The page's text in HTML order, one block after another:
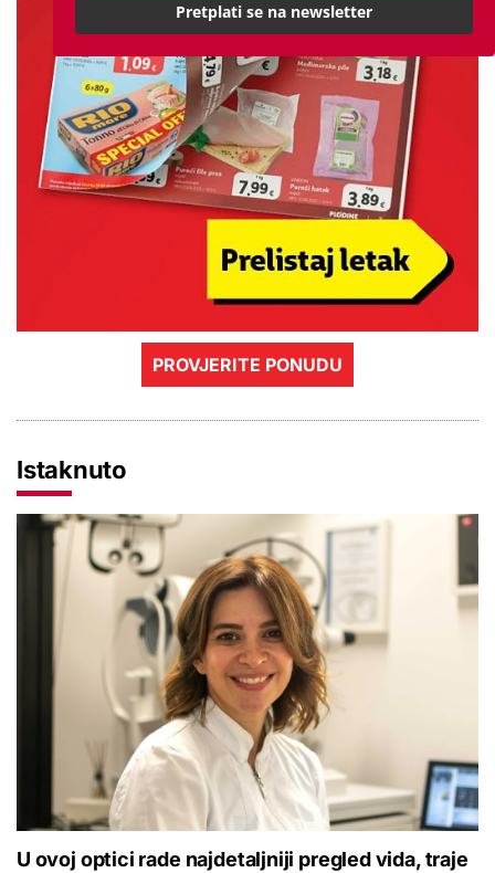
PROVJERITE PONUDU
Istaknuto
U ovoj optici rade najdetaljniji pregled vida, traje
Pretplati se na newsletter